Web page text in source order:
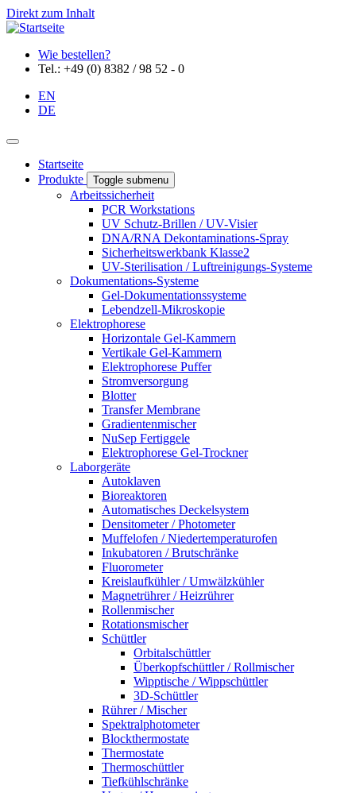
Direkt zum Inhalt
Wie bestellen?
Tel.: +49 (0) 8382 / 98 52 - 0
EN
DE
Startseite
Produkte
Toggle submenu
Arbeitssicherheit
PCR Workstations
UV Schutz-Brillen / UV-Visier
DNA/RNA Dekontaminations-Spray
Sicherheitswerkbank Klasse2
UV-Sterilisation / Luftreinigungs-Systeme
Dokumentations-Systeme
Gel-Dokumentationssysteme
Lebendzell-Mikroskopie
Elektrophorese
Horizontale Gel-Kammern
Vertikale Gel-Kammern
Elektrophorese Puffer
Stromversorgung
Blotter
Transfer Membrane
Gradientenmischer
NuSep Fertiggele
Elektrophorese Gel-Trockner
Laborgeräte
Autoklaven
Bioreaktoren
Automatisches Deckelsystem
Densitometer / Photometer
Muffelofen / Niedertemperaturofen
Inkubatoren / Brutschränke
Fluorometer
Kreislaufkühler / Umwälzkühler
Magnetrührer / Heizrührer
Rollenmischer
Rotationsmischer
Schüttler
Orbitalschüttler
Überkopfschüttler / Rollmischer
Wipptische / Wippschüttler
3D-Schüttler
Rührer / Mischer
Spektralphotometer
Blockthermostate
Thermostate
Thermoschüttler
Tiefkühlschränke